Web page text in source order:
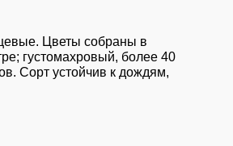
Цветы собраны в
густомахровый, более 40
Сорт устойчив к дождям,